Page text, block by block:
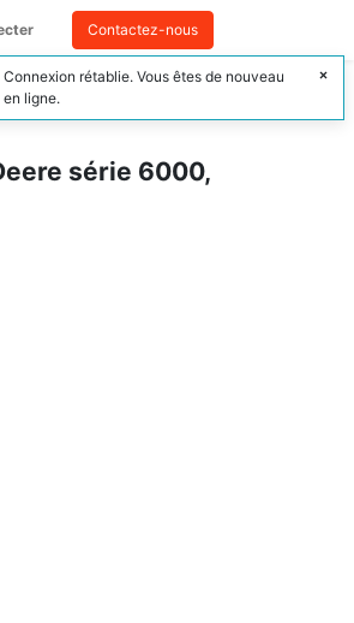
Contactez-nous
série 6000,
Connexion rétablie. Vous êtes de nouveau
en ligne.